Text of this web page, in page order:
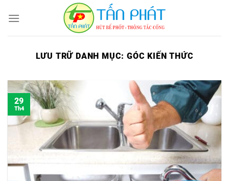
qua
LƯU TRỮ DANH MỤC: GÓC KIẾN THỨC
29
Th4